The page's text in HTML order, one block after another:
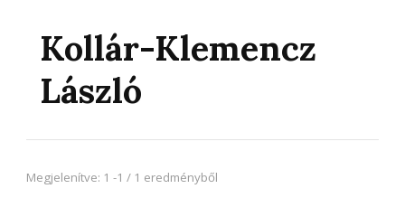
Kollár-Klemencz
László
Megjelenítve: 1 -1 / 1 eredményből